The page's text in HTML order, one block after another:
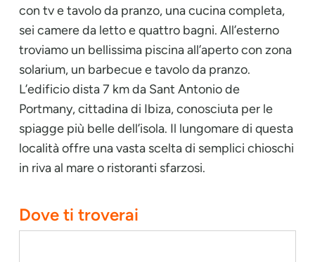
con tv e tavolo da pranzo, una cucina completa,
sei camere da letto e quattro bagni. All’esterno
troviamo un bellissima piscina all’aperto con zona
solarium, un barbecue e tavolo da pranzo.
L’edificio dista 7 km da Sant Antonio de
Portmany, cittadina di Ibiza, conosciuta per le
spiagge più belle dell’isola. Il lungomare di questa
località offre una vasta scelta di semplici chioschi
in riva al mare o ristoranti sfarzosi.
Dove ti troverai